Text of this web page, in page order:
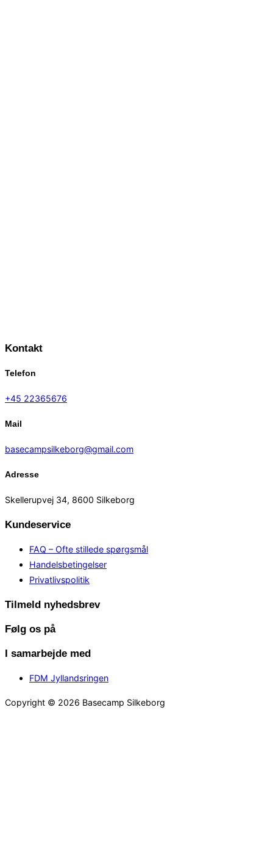
Kontakt
Telefon
+45 22365676
Mail
basecampsilkeborg@gmail.com
Adresse
Skellerupvej 34, 8600 Silkeborg
Kundeservice
FAQ – Ofte stillede spørgsmål
Handelsbetingelser
Privatlivspolitik
Tilmeld nyhedsbrev
Følg os på
I samarbejde med
FDM Jyllandsringen
Copyright © 2026 Basecamp Silkeborg